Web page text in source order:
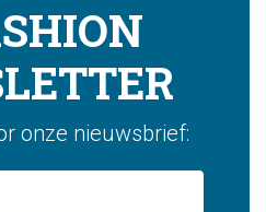
onze nieuwsbrief: